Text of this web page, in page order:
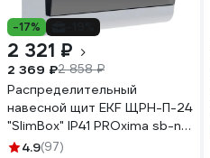
-17%
2 321 ₽
2 369 ₽2 858 ₽
Распределительный
навесной щит EKF ЩРН-П-24
"SlimBox" IP41 PROxima sb-n-
244.9(97)